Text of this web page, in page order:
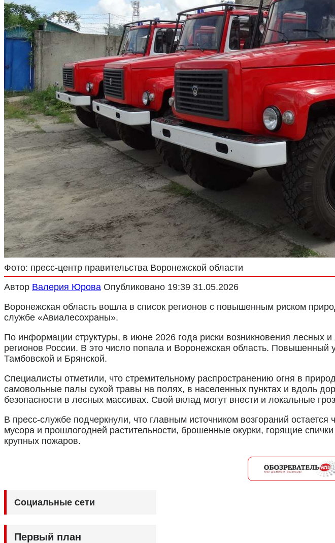
Спорт
Черноземье
Россия
Фото: пресс-центр правительства Воронежской области
Автор Валерия Юрова Опубликовано 19:39 31.05.2026
Воронежская область вошла в список регионов с повышенным риском
службе «Авиалесохраны».
По информации структуры, в июне 2026 года риски возникновения лесных
регионов России. В это число попала и Воронежская область. Повышенный
Тамбовской и Брянской.
Специалисты отметили, что стремительному распространению огня в
самовольные палы сухой травы на полях, в населенных пунктах и вдоль
безопасности в лесных массивах. Свой вклад могут внести и локальные
В пресс-службе подчеркнули, что главным источником возгораний
мусора и прошлогодней растительности, брошенные окурки, горящие
крупных пожаров.
Социальные сети
Первый план